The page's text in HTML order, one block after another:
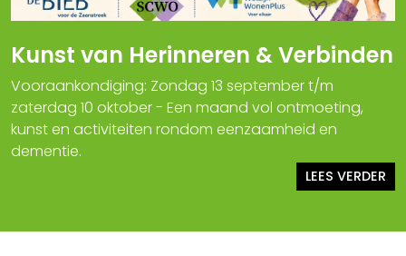
Kunst van Herinneren & Verbinden
Vooraankondiging: Zondag 13 september t/m
zaterdag 10 oktober - Een maand vol ontmoeting,
kunst en activiteiten rondom eenzaamheid en
dementie.
LEES VERDER